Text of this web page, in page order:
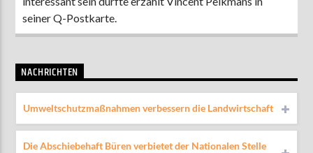
seiner Q-Postkarte.
NACHRICHTEN
Umweltschutzmaßnahmen verbessern die Landwirtschaft
Die Abschiebehaft Büren verbietet der Nationalen Stelle